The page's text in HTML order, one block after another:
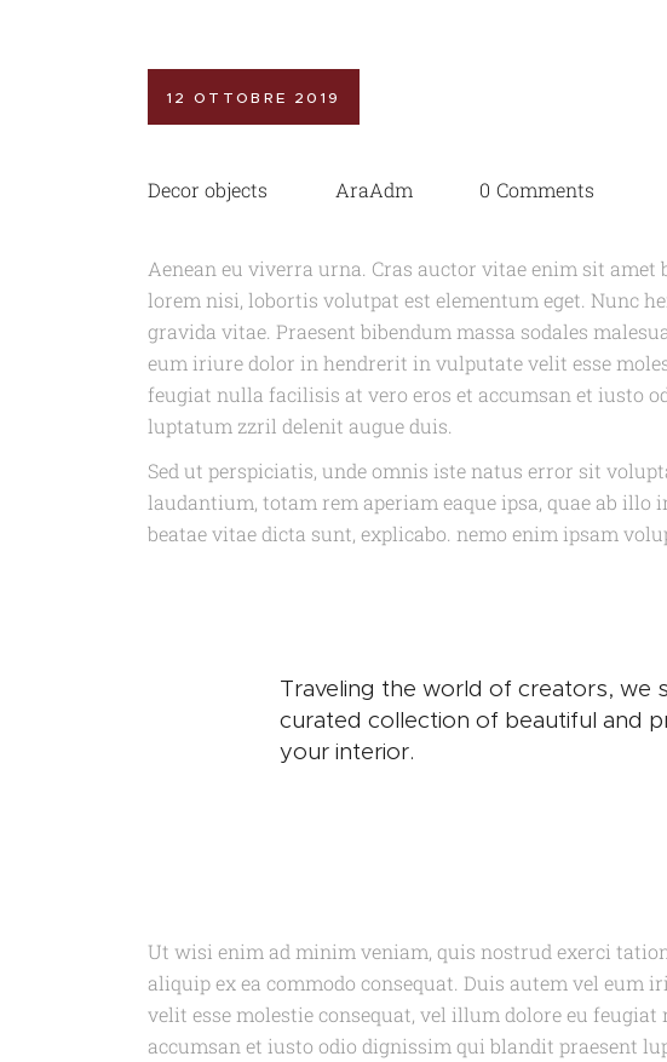
12 OTTOBRE 2019
Decor objects AraAdm 0 Comments
Aenean eu viverra urna. Cras auctor vitae enim sit amet
lorem nisi, lobortis volutpat est elementum eget. Nunc
gravida vitae. Praesent bibendum massa sodales
eum iriure dolor in hendrerit in vulputate velit esse
feugiat nulla facilisis at vero eros et accumsan et iusto
luptatum zzril delenit augue duis.
Sed ut perspiciatis, unde omnis iste natus error sit
laudantium, totam rem aperiam eaque ipsa, quae ab
beatae vitae dicta sunt, explicabo. nemo enim ipsam
Traveling the world of creators, we
curated collection of beautiful and
your interior.
Ut wisi enim ad minim veniam, quis nostrud exerci
aliquip ex ea commodo consequat. Duis autem vel
velit esse molestie consequat, vel illum dolore eu
accumsan et iusto odio dignissim qui blandit praesent